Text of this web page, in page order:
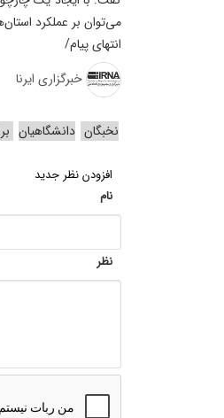
می‌توان بر عملکرد
انتهای پیام/
خبرگزاری ایرنا
نخبگان دانشگاهیان
افزودن نظر جدید
نام
نظر